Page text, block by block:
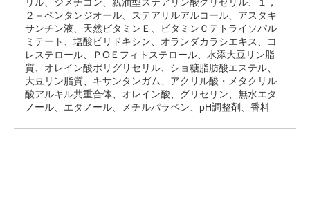
２－ペンタンジオール、ステアリルアルコール、アスタキ
サンチン液、天然ビタミンＥ、ビタミンＣテトライソパル
ミテート、塩酸ピリドキシン、オランダカラシエキス、コ
レステロール、ＰОＥフィトステロール、水添大豆リン脂
質、オレイン酸ポリグリセリル、ショ糖脂肪酸エステル、
大豆リン脂質、キサンタンガム、アクリル酸・メタクリル
酸アルキル共重合体、オレイン酸、グリセリン、無水エタ
ノール、エタノール、メチルパラベン、pH調整剤、香料